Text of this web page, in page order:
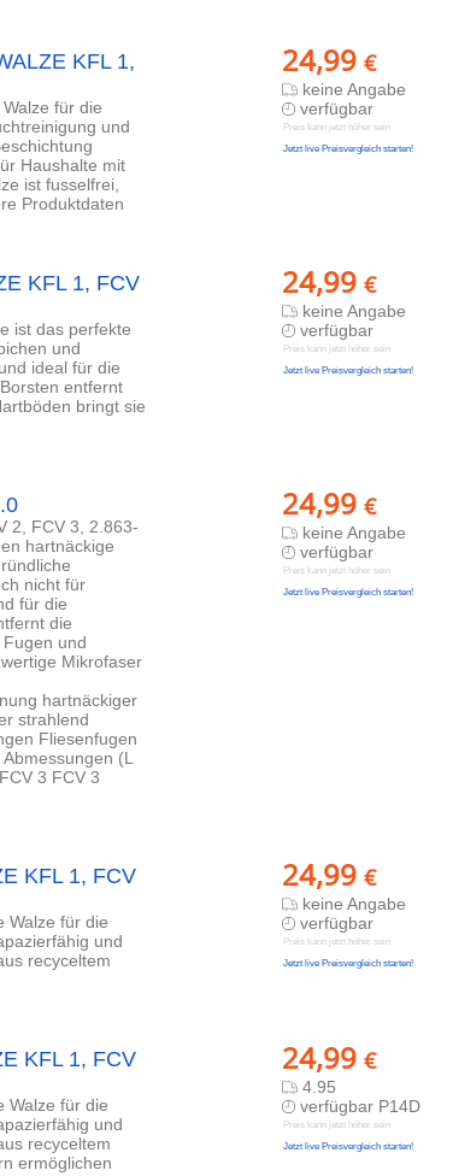
24,99 €
keine Angabe
verfügbar
Preis kann jetzt höher sein
Jetzt live Preisvergleich starten!
KFL 1,
für die
und
Haushalte mit
ist fusselfrei,
Produktdaten
24,99 €
keine Angabe
verfügbar
Preis kann jetzt höher sein
Jetzt live Preisvergleich starten!
KFL 1, FCV
ist das perfekte
und
ideal für die
entfernt
bringt sie
24,99 €
keine Angabe
verfügbar
Preis kann jetzt höher sein
Jetzt live Preisvergleich starten!
2, FCV 3, 2.863-
hartnäckige
nicht für
für die
die
und
Mikrofaser
hartnäckiger
strahlend
Fliesenfugen
(L
3 FCV 3
24,99 €
keine Angabe
verfügbar
Preis kann jetzt höher sein
Jetzt live Preisvergleich starten!
KFL 1, FCV
Walze für die
und
recyceltem
24,99 €
4.95
verfügbar P14D
Preis kann jetzt höher sein
Jetzt live Preisvergleich starten!
KFL 1, FCV
Walze für die
und
recyceltem
ermöglichen